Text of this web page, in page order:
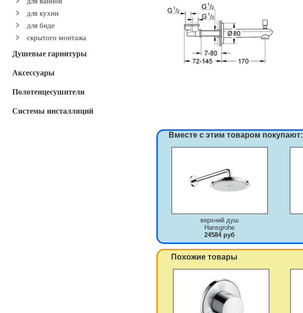
для кухни
для биде
скрытого монтажа
Душевые гарнитуры
Аксессуары
Полотенцесушители
Системы инсталляций
Вместе с этим товаром покупают:
верхний душ
Hansgrohe
24584 руб
Похожие товары